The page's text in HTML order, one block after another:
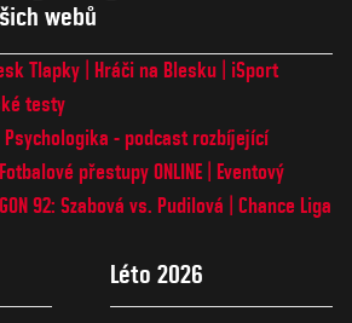
webů
Tlapky Hráči na Blesku
iSport
testy
Psychologika - podcast rozbíjející
Fotbalové přestupy ONLINE
Eventový
92: Szabová vs. Pudilová
Chance Liga
Léto 2026